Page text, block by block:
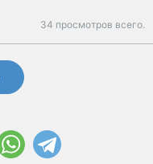
34 просмотров всего.